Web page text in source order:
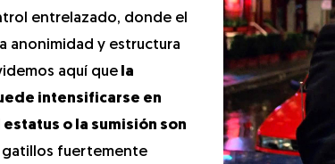
entrelazado, donde el
anonimidad y estructura
aquí que la
intensificarse en
o la sumisión son
gatillos fuertemente